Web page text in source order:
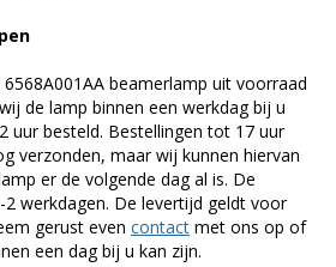
6568A001AA beamerlamp uit voorraad
de lamp binnen een werkdag bij u
uur besteld. Bestellingen tot 17 uur
verzonden, maar wij kunnen hiervan
er de volgende dag al is. De
werkdagen. De levertijd geldt voor
gerust even contact met ons op of
een dag bij u kan zijn.